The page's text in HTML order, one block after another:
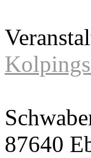
87640